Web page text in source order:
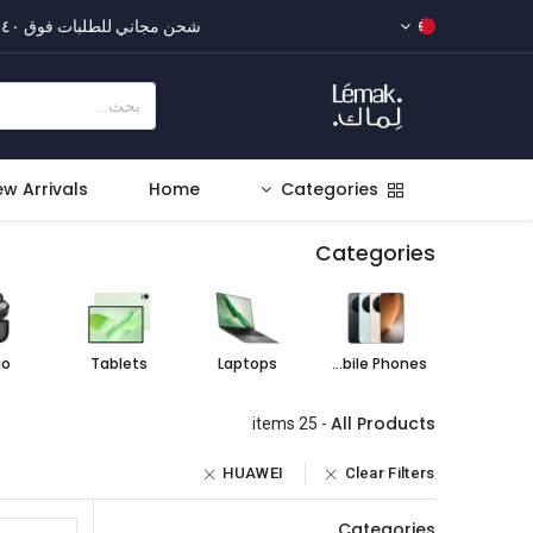
شحن مجاني للطلبات فوق ٤٠ دينار بحريني
Categories
Home
Arrivals
Categories
Mobile Phones
Laptops
Tablets
All Products
- 25 items
Clear Filters
HUAWEI